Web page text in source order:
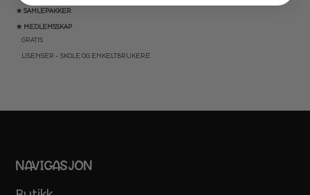
★ SAMLEPAKKER
★ MEDLEMSSKAP
GRATIS
LISENSER – SKOLE OG ENKELTBRUKERE
NAVIGASJON